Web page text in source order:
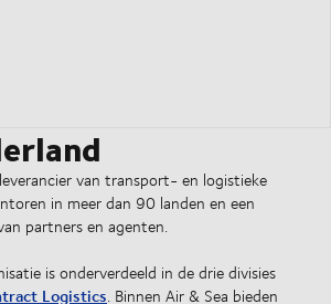
van transport- en logistieke
in meer dan 90 landen en een
partners en agenten.
is onderverdeeld in de drie divisies
Logistics. Binnen Air & Sea bieden